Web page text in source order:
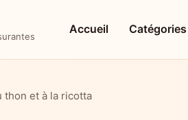
Accueil Catégories
thon et à la ricotta